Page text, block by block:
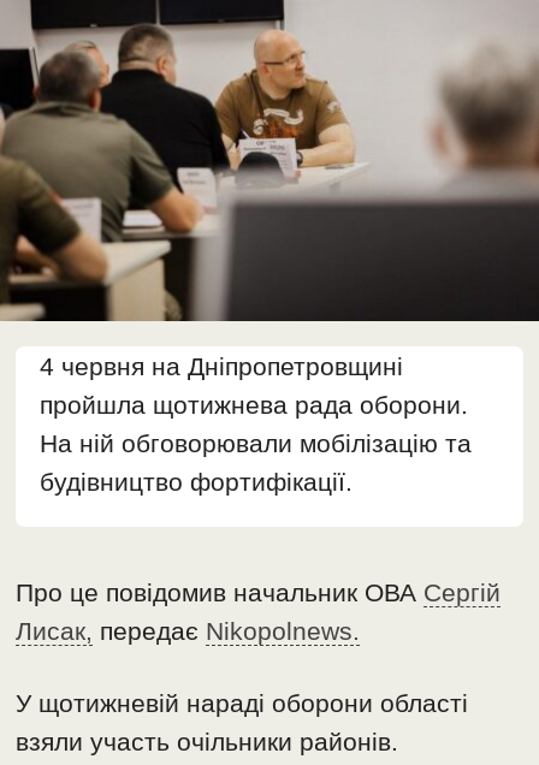
4 червня на Дніпропетровщині
пройшла щотижнева рада оборони.
На ній обговорювали мобілізацію та
будівництво фортифікації.
Про це повідомив начальник ОВА Сергій
Лисак, передає Nikopolnews.
У щотижневій нараді оборони області
взяли участь очільники районів.